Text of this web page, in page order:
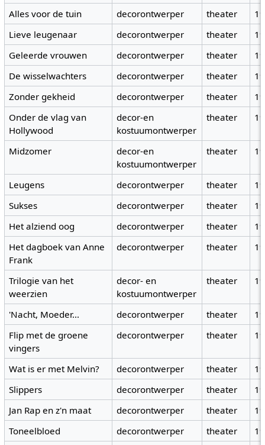
Alles voor de tuin
decorontwerper theater
Lieve leugenaar
decorontwerper theater
Geleerde vrouwen
decorontwerper theater
De wisselwachters
decorontwerper theater
Zonder gekheid
decorontwerper theater
Onder de vlag van
Hollywood
decor-en
kostuumontwerper
theater
Midzomer
decor-en
kostuumontwerper
theater
Leugens decorontwerper theater
Sukses
decorontwerper theater
Het alziend oog
decorontwerper theater
Het dagboek van Anne
Frank
decorontwerper theater
Trilogie van het
weerzien
decor- en
kostuumontwerper
theater
'Nacht, Moeder... decorontwerper theater
Flip met de groene
vingers
decorontwerper theater
Wat is er met Melvin? decorontwerper theater
Slippers
decorontwerper theater
Jan Rap en z'n maat
decorontwerper theater
Toneelbloed
decorontwerper theater